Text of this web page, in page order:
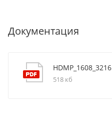
Документация
HDMP_1608_3216
518 кб